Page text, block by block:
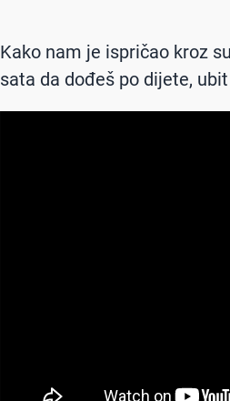
Kako nam je ispričao kroz
sata da dođeš po dijete,